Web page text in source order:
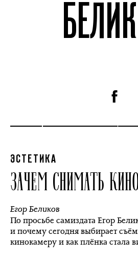
ЭСТЕТИКА
ЗАЧЕМ СНИМАТЬ
Егор Беликов
По просьбе самиздата Егор
и почему сегодня выбирает
кинокамеру и как плёнка стала